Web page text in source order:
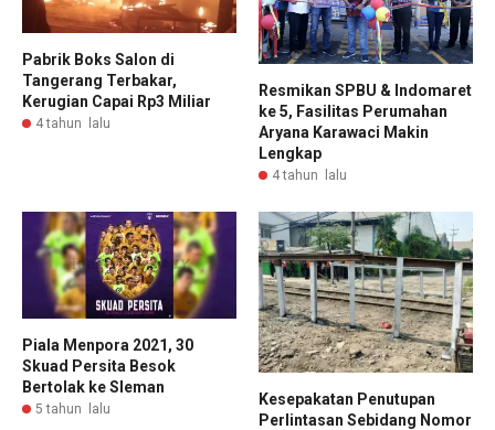
Pabrik Boks Salon di
Tangerang Terbakar,
Kerugian Capai Rp3 Miliar
4 tahun lalu
Resmikan SPBU & Indomaret
ke 5, Fasilitas Perumahan
Aryana Karawaci Makin
Lengkap
4 tahun lalu
Piala Menpora 2021, 30
Skuad Persita Besok
Bertolak ke Sleman
5 tahun lalu
Kesepakatan Penutupan
Perlintasan Sebidang Nomor